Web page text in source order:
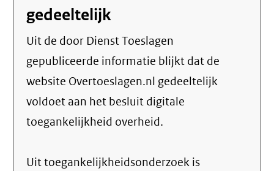
gedeeltelijk
Uit de door Dienst Toeslagen
gepubliceerde informatie blijkt dat de
website Overtoeslagen.nl gedeeltelijk
voldoet aan het besluit digitale
toegankelijkheid overheid.
Uit toegankelijkheidsonderzoek is